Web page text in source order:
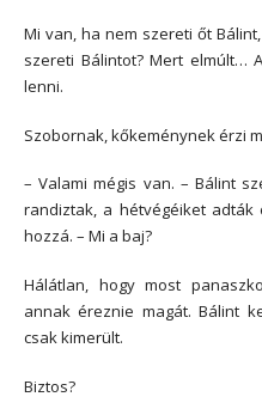
Mi van, ha nem szereti őt
szereti Bálintot? Mert elmúlt…
lenni.
Szobornak, kőkeménynek érzi
– Valami mégis van. – Bálint
randiztak, a hétvégéiket
hozzá. – Mi a baj?
Hálátlan, hogy most
annak éreznie magát. Bálint
csak kimerült.
Biztos?